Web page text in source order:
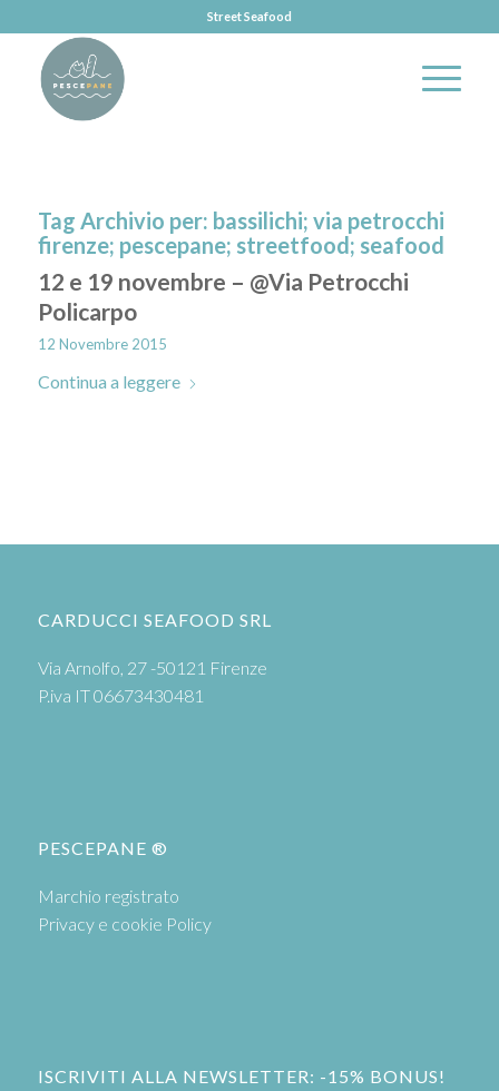
Street Seafood
Tag Archivio per: bassilichi; via petrocchi
firenze; pescepane; streetfood; seafood
12 e 19 novembre – @Via Petrocchi
Policarpo
12 Novembre 2015
Continua a leggere
CARDUCCI SEAFOOD SRL
Via Arnolfo, 27 -50121 Firenze
P.iva IT 06673430481
PESCEPANE ®
Marchio registrato
Privacy e cookie Policy
ISCRIVITI ALLA NEWSLETTER: -15% BONUS!